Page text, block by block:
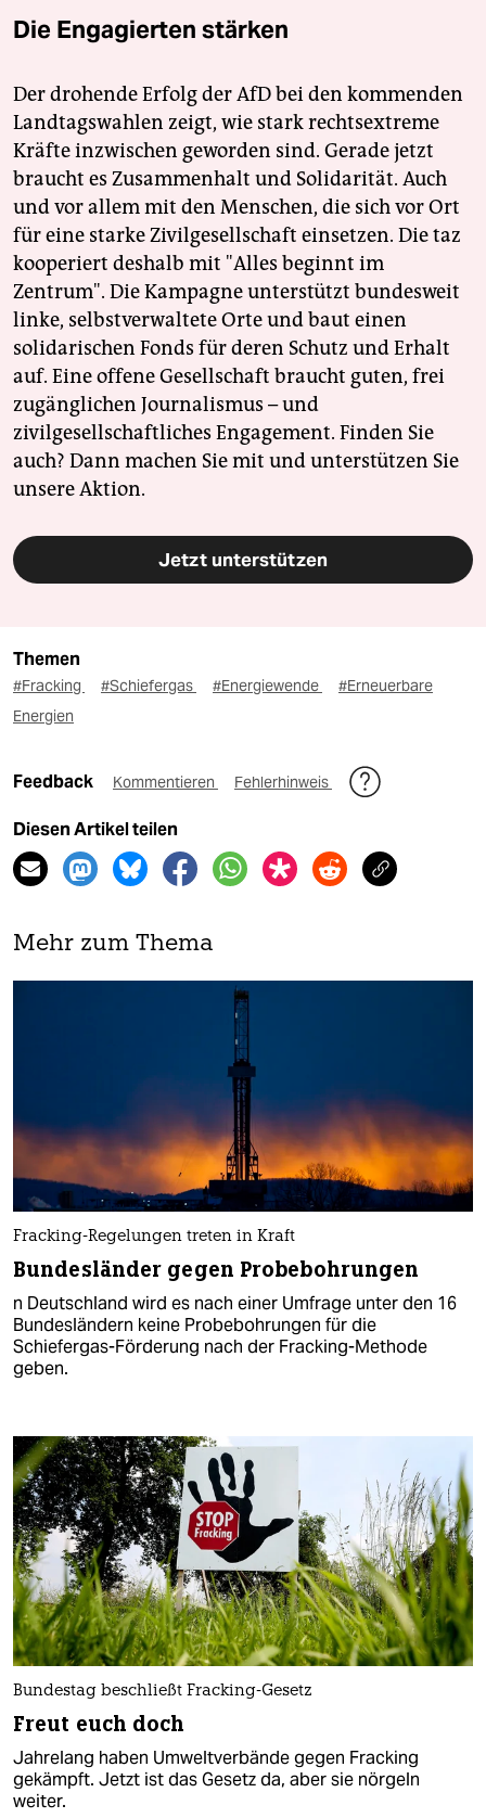
Die Engagierten stärken
Der drohende Erfolg der AfD bei den kommenden
Landtagswahlen zeigt, wie stark rechtsextreme
Kräfte inzwischen geworden sind. Gerade jetzt
braucht es Zusammenhalt und Solidarität. Auch
und vor allem mit den Menschen, die sich vor Ort
für eine starke Zivilgesellschaft einsetzen. Die taz
kooperiert deshalb mit "Alles beginnt im
Zentrum". Die Kampagne unterstützt bundesweit
linke, selbstverwaltete Orte und baut einen
solidarischen Fonds für deren Schutz und Erhalt
auf. Eine offene Gesellschaft braucht guten, frei
zugänglichen Journalismus – und
zivilgesellschaftliches Engagement. Finden Sie
auch? Dann machen Sie mit und unterstützen Sie
unsere Aktion.
Jetzt unterstützen
Themen
#Fracking #Schiefergas #Energiewende
#Erneuerbare
Energien
Feedback Kommentieren Fehlerhinweis
Diesen Artikel teilen
Mehr zum Thema
Fracking-Regelungen treten in Kraft
Bundesländer gegen Probebohrungen
n Deutschland wird es nach einer Umfrage unter den 16
Bundesländern keine Probebohrungen für die
Schiefergas-Förderung nach der Fracking-Methode
geben.
Bundestag beschließt Fracking-Gesetz
Freut euch doch
Jahrelang haben Umweltverbände gegen Fracking
gekämpft. Jetzt ist das Gesetz da, aber sie nörgeln
weiter.